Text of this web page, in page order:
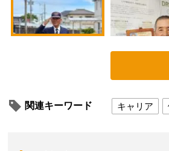
関連キーワード キャリア